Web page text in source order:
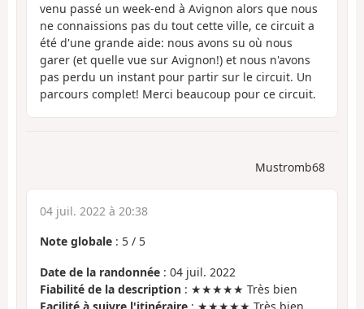
venu passé un week-end à Avignon alors que nous
ne connaissions pas du tout cette ville, ce circuit a
été d'une grande aide: nous avons su où nous
garer (et quelle vue sur Avignon!) et nous n'avons
pas perdu un instant pour partir sur le circuit. Un
parcours complet! Merci beaucoup pour ce circuit.
Mustromb68
04 juil. 2022 à 20:38
Note globale : 5 / 5
Date de la randonnée : 04 juil. 2022
Fiabilité de la description : ★★★★★ Très bien